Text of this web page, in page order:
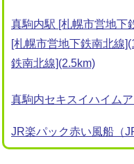
真駒内駅 [札幌市営地下
[札幌市営地下鉄南北線
鉄南北線](2.5km)
真駒内セキスイハイム
JR楽パック赤い風船（